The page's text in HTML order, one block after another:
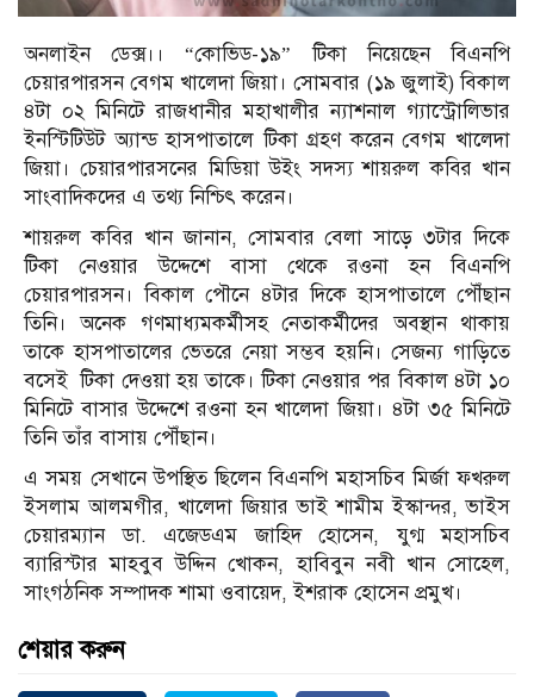
অনলাইন ডেক্স।। “কোভিড-১৯” টিকা নিয়েছেন বিএনপি
চেয়ারপারসন বেগম খালেদা জিয়া। সোমবার (১৯ জুলাই) বিকাল
৪টা ০২ মিনিটে রাজধানীর মহাখালীর ন্যাশনাল গ্যাস্ট্রোলিভার
ইনস্টিটিউট অ্যান্ড হাসপাতালে টিকা গ্রহণ করেন বেগম খালেদা
জিয়া। চেয়ারপারসনের মিডিয়া উইং সদস্য শায়রুল কবির খান
সাংবাদিকদের এ তথ্য নিশ্চিৎ করেন।
শায়রুল কবির খান জানান, সোমবার বেলা সাড়ে ৩টার দিকে
টিকা নেওয়ার উদ্দেশে বাসা থেকে রওনা হন বিএনপি
চেয়ারপারসন। বিকাল পৌনে ৪টার দিকে হাসপাতালে পৌঁছান
তিনি। অনেক গণমাধ্যমকর্মীসহ নেতাকর্মীদের অবস্থান থাকায়
তাকে হাসপাতালের ভেতরে নেয়া সম্ভব হয়নি। সেজন্য গাড়িতে
বসেই টিকা দেওয়া হয় তাকে। টিকা নেওয়ার পর বিকাল ৪টা ১০
মিনিটে বাসার উদ্দেশে রওনা হন খালেদা জিয়া। ৪টা ৩৫ মিনিটে
তিনি তাঁর বাসায় পৌঁছান।
এ সময় সেখানে উপস্থিত ছিলেন বিএনপি মহাসচিব মির্জা ফখরুল
ইসলাম আলমগীর, খালেদা জিয়ার ভাই শামীম ইস্কান্দর, ভাইস
চেয়ারম্যান ডা. এজেডএম জাহিদ হোসেন, যুগ্ম মহাসচিব
ব্যারিস্টার মাহবুব উদ্দিন খোকন, হাবিবুন নবী খান সোহেল,
সাংগঠনিক সম্পাদক শামা ওবায়েদ, ইশরাক হোসেন প্রমুখ।
শেয়ার করুন